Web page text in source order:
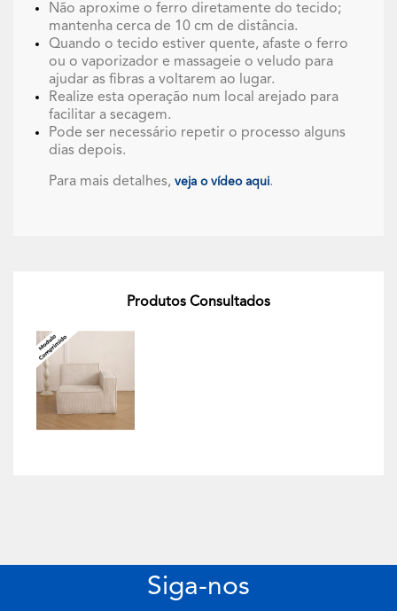
Não aproxime o ferro diretamente do tecido;
mantenha cerca de 10 cm de distância.
Quando o tecido estiver quente, afaste o ferro
ou o vaporizador e massageie o veludo para
ajudar as fibras a voltarem ao lugar.
Realize esta operação num local arejado para
facilitar a secagem.
Pode ser necessário repetir o processo alguns
dias depois.
Para mais detalhes, veja o vídeo aqui.
Produtos Consultados
Siga-nos